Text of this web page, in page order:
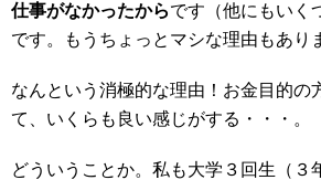
仕事がなかったからです（他にもいく
です。もうちょっとマシな理由もあり
なんという消極的な理由！お金目的の
て、いくらも良い感じがする・・・。
どういうことか。私も大学３回生（３